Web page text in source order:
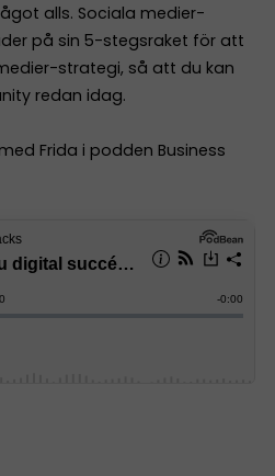
alls. Sociala medier-
på sin 5-stegsraket för att
strategi, så att du kan
redan idag.
Frida i podden Business